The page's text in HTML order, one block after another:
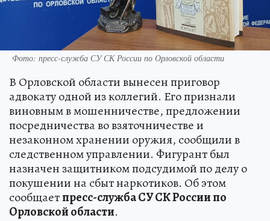
Фото: пресс-служба СУ СК России по Орловской области
В Орловской области вынесен приговор
адвокату одной из коллегий. Его признали
виновным в мошенничестве, предложении
посредничества во взяточничестве и
незаконном хранении оружия, сообщили в
следственном управлении. Фигурант был
назначен защитником подсудимой по делу о
покушении на сбыт наркотиков. Об этом
сообщаетпресс-служба СУ СК России по
Орловской области.